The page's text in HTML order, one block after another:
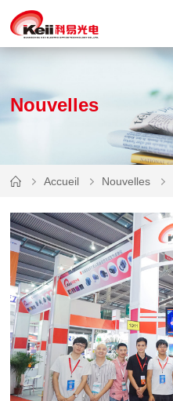
Nouvelles
Accueil Nouvelles